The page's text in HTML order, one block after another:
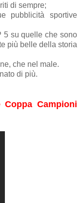
di sempre;
pubblicità sportive
5 su quelle che sono
più belle della storia
che nel male.
di più.
Campioni